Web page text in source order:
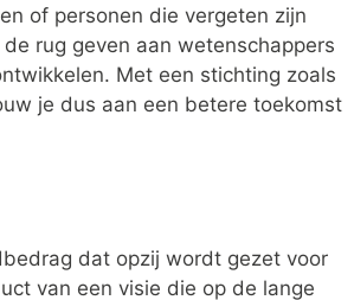
of personen die vergeten zijn
rug geven aan wetenschappers
Met een stichting zoals
je dus aan een betere toekomst
dat opzij wordt gezet voor
van een visie die op de lange